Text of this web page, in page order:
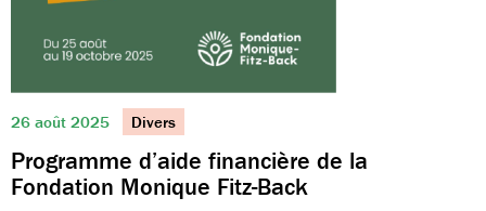
26 août 2025 Divers
Programme d’aide financière de la
Fondation Monique Fitz-Back